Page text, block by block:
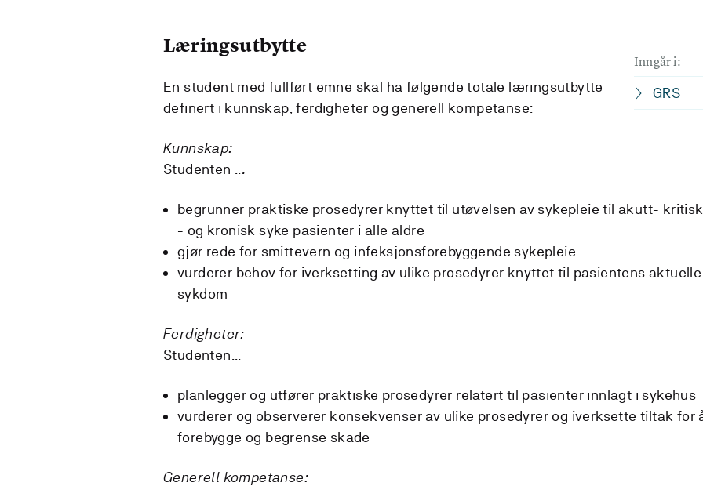
Inngår i:
GRS
Læringsutbytte
En student med fullført emne skal ha følgende totale læringsutbytte
definert i kunnskap, ferdigheter og generell kompetanse:
Kunnskap:
Studenten .. .
begrunner praktiske prosedyrer knyttet til utøvelsen av sykepleie til akutt- kritisk
- og kronisk syke pasienter i alle aldre
gjør rede for smittevern og infeksjonsforebyggende sykepleie
vurderer behov for iverksetting av ulike prosedyrer knyttet til pasientens aktuelle
sykdom
Ferdigheter:
Studenten...
planlegger og utfører praktiske prosedyrer relatert til pasienter innlagt i sykehus
vurderer og observerer konsekvenser av ulike prosedyrer og iverksette tiltak for
forebygge og begrense skade
Generell kompetanse: